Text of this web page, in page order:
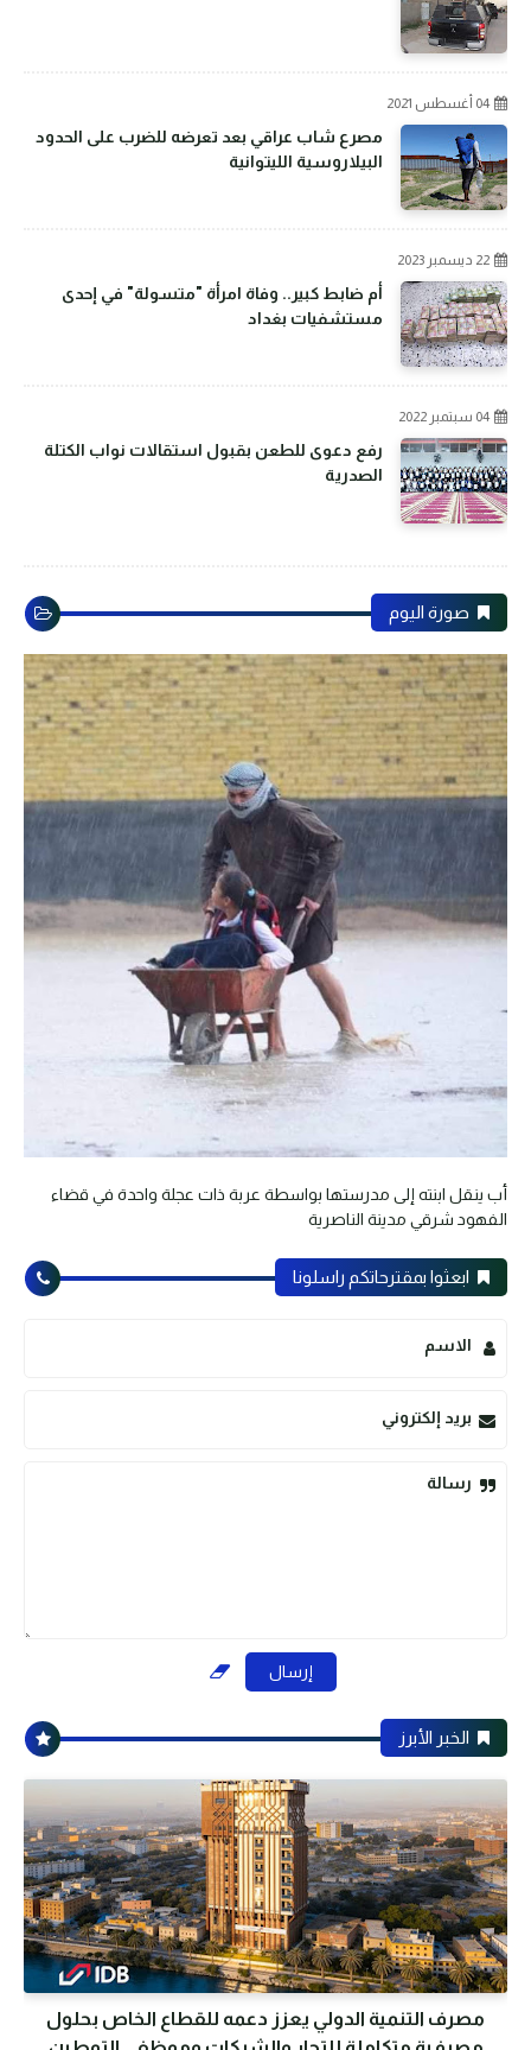
04 أغسطس 2021
مصرع شاب عراقي بعد تعرضه للضرب على الحدود
البيلاروسية الليتوانية
22 ديسمبر 2023
أم ضابط كبير.. وفاة امرأة "متسولة" في إحدى
مستشفيات بغداد
04 سبتمبر 2022
رفع دعوى للطعن بقبول استقالات نواب الكتلة
الصدرية
صورة اليوم
أب ينقل ابنته إلى مدرستها بواسطة عربة ذات عجلة واحدة في قضاء
الفهود شرقي مدينة الناصرية
ابعثوا بمقترحاتكم راسلونا
الاسم
بريد إلكتروني
رسالة
الخبر الأبرز
مصرف التنمية الدولي يعزز دعمه للقطاع الخاص بحلول